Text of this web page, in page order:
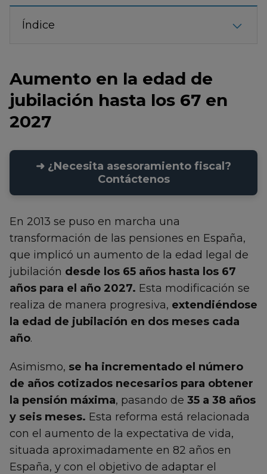
Índice
Aumento en la edad de
jubilación hasta los 67 en
2027
➜ ¿Necesita asesoramiento fiscal?
Contáctenos
En 2013 se puso en marcha una
transformación de las pensiones en España,
que implicó un aumento de la edad legal de
jubilación desde los 65 años hasta los 67
años para el año 2027. Esta modificación se
realiza de manera progresiva, extendiéndose
la edad de jubilación en dos meses cada
año.
Asimismo, se ha incrementado el número
de años cotizados necesarios para obtener
la pensión máxima, pasando de 35 a 38 años
y seis meses. Esta reforma está relacionada
con el aumento de la expectativa de vida,
situada aproximadamente en 82 años en
España, y con el objetivo de adaptar el